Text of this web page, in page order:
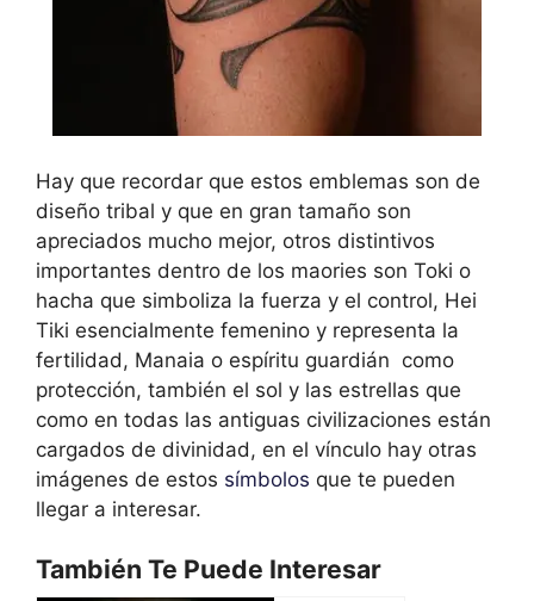
Hay que recordar que estos emblemas son de
diseño tribal y que en gran tamaño son
apreciados mucho mejor, otros distintivos
importantes dentro de los maories son Toki o
hacha que simboliza la fuerza y el control, Hei
Tiki esencialmente femenino y representa la
fertilidad, Manaia o espíritu guardián como
protección, también el sol y las estrellas que
como en todas las antiguas civilizaciones están
cargados de divinidad, en el vínculo hay otras
imágenes de estos símbolos que te pueden
llegar a interesar.
También Te Puede Interesar